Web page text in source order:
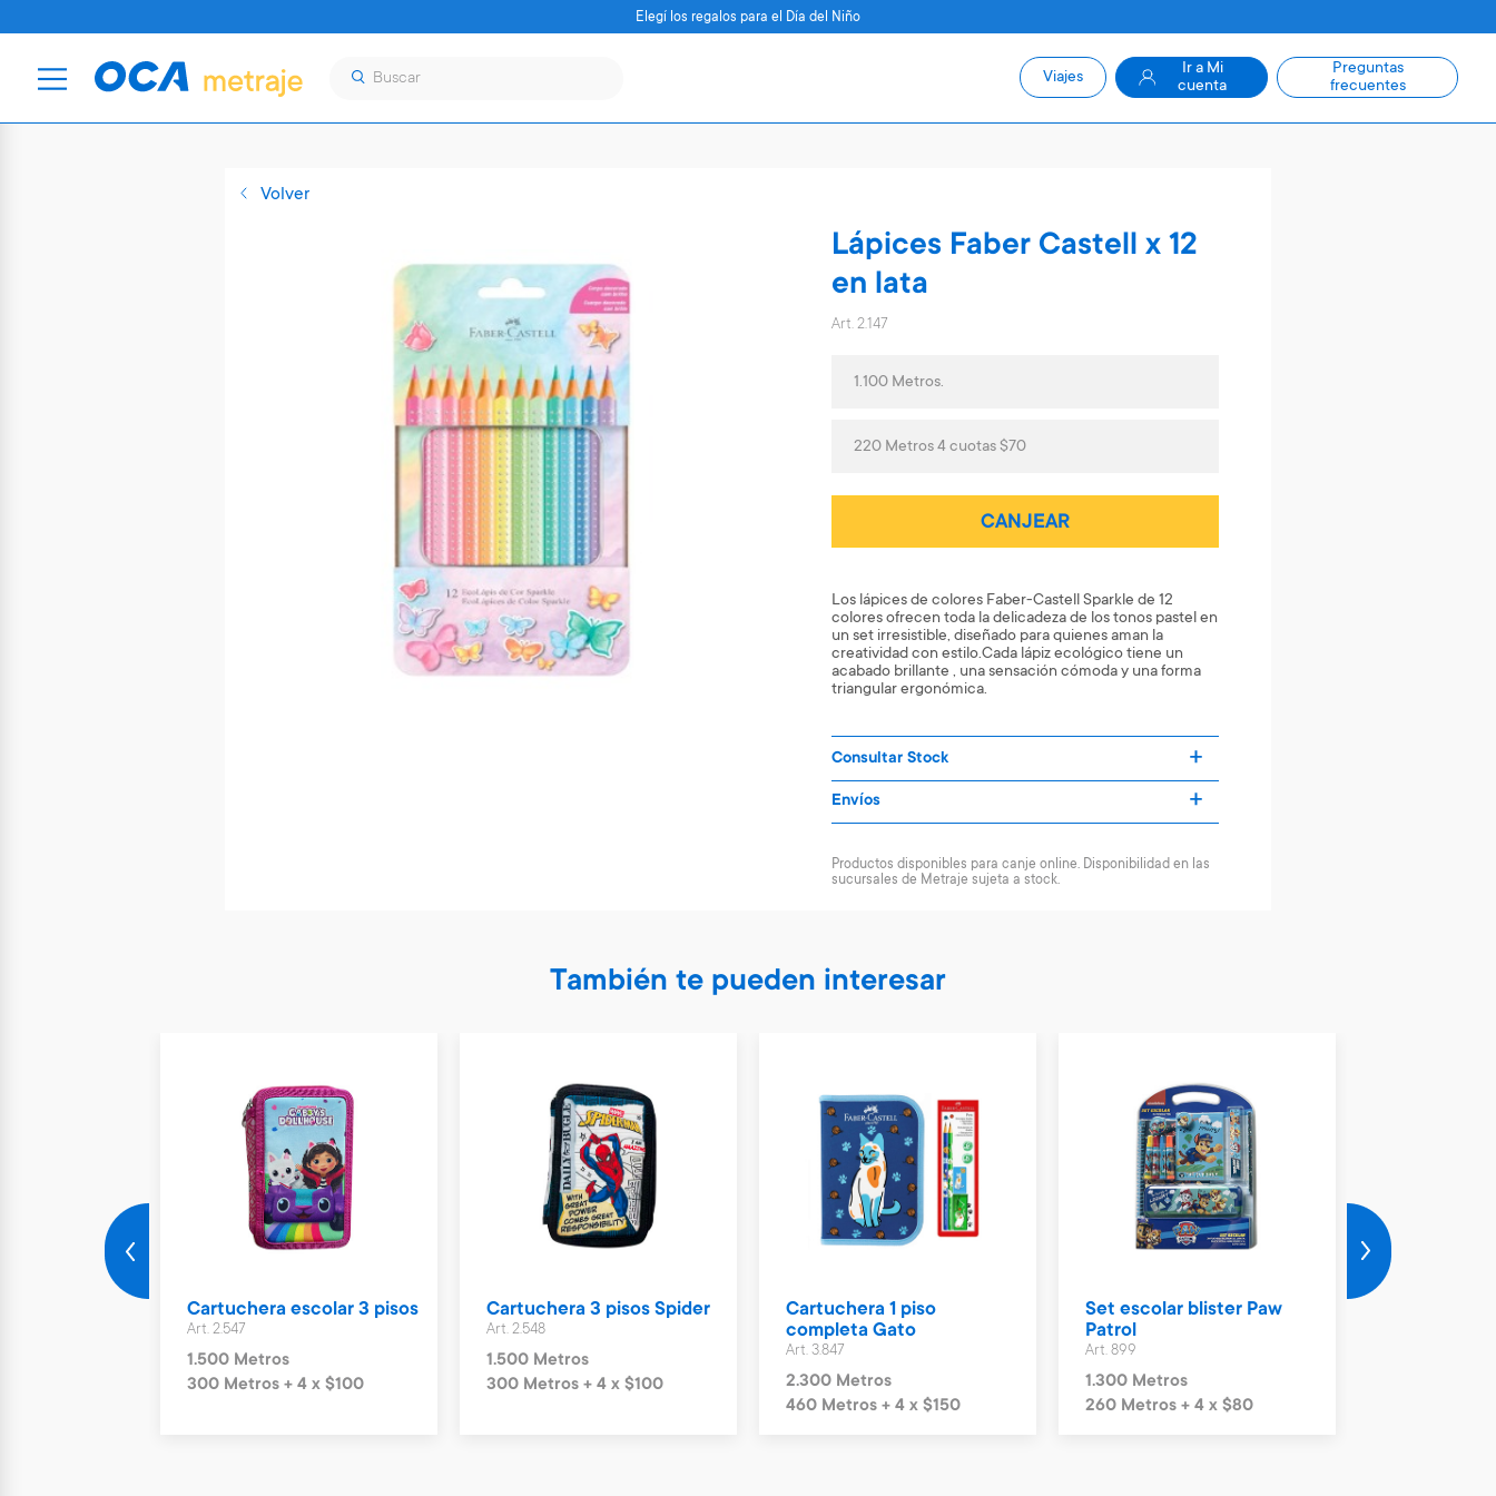
Volver
Lápices Faber Castell x 12
en lata
Art. 2.147
1.100 Metros.
220 Metros 4 cuotas $70
CANJEAR
Los lápices de colores Faber-Castell Sparkle de 12
colores ofrecen toda la delicadeza de los tonos pastel en
un set irresistible, diseñado para quienes aman la
creatividad con estilo.Cada lápiz ecológico tiene un
acabado brillante , una sensación cómoda y una forma
triangular ergonómica.
Consultar Stock
Envíos
Productos disponibles para canje online. Disponibilidad en las
sucursales de Metraje sujeta a stock.
También te pueden interesar
Cartuchera escolar 3 pisos
Art. 2.547
1.500 Metros
300 Metros + 4 x $100
Cartuchera 3 pisos Spider
Art. 2.548
1.500 Metros
300 Metros + 4 x $100
Cartuchera 1 piso
completa Gato
Art. 3.847
2.300 Metros
460 Metros + 4 x $150
Set escolar blister Paw
Patrol
Art. 899
1.300 Metros
260 Metros + 4 x $80
Elegí los regalos para el Día del Niño
Viajes
Ir a Mi
cuenta
Preguntas
frecuentes